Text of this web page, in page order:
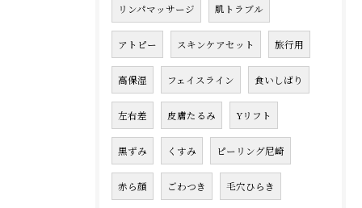
リンパマッサージ 肌トラブル
アトピー スキンケアセット 旅行用
高保湿 フェイスライン 食いしばり
左右差 皮膚たるみ Yリフト
黒ずみ くすみ ピーリング尼崎
赤ら顔 ごわつき 毛穴ひらき